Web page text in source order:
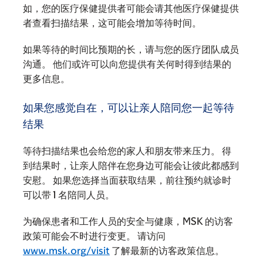
如，您的医疗保健提供者可能会请其他医疗保健提供
者查看扫描结果，这可能会增加等待时间。
如果等待的时间比预期的长，请与您的医疗团队成员
沟通。 他们或许可以向您提供有关何时得到结果的
更多信息。
如果您感觉自在，可以让亲人陪同您一起等待
结果
等待扫描结果也会给您的家人和朋友带来压力。 得
到结果时，让亲人陪伴在您身边可能会让彼此都感到
安慰。 如果您选择当面获取结果，前往预约就诊时
可以带 1 名陪同人员。
为确保患者和工作人员的安全与健康，MSK 的访客
政策可能会不时进行变更。 请访问
www.msk.org/visit 了解最新的访客政策信息。